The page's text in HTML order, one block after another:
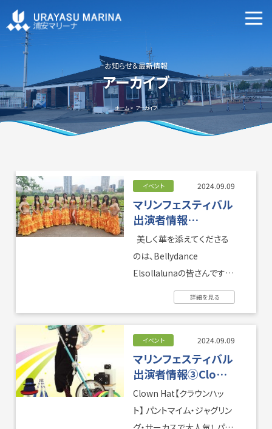
マリーナ施設案内
申込資格・艇の種類等
新艇・中古艇情報
ビジターバースご利用について よくあるご質問
お問い合わせ 個人情報保護方針
お知らせ＆最新情報
アーカイブ
ホーム アーカイブ
イベント 2024.09.09
マリンフェスティバル
出演者情報
④Sayoko
Bellydance
Elsollaluna
美しく華を添えてくださる
のは、Bellydance
Elsollalunaの皆さんです。
都内近郊様々な大小イベン
詳細を見る
イベント 2024.09.09
マリンフェスティバル
出演者情報③Clown
Hat
Clown Hat【クラウンハッ
ト】 パントマイム・ジャグリン